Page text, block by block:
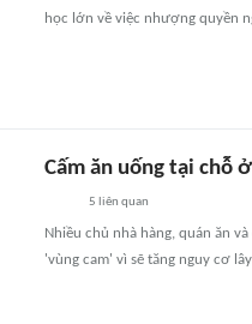
học lớn về việc nhượng quyền
Cấm ăn uống tại chỗ
5 liên quan
Nhiều chủ nhà hàng, quán ăn
'vùng cam' vì sẽ tăng nguy cơ